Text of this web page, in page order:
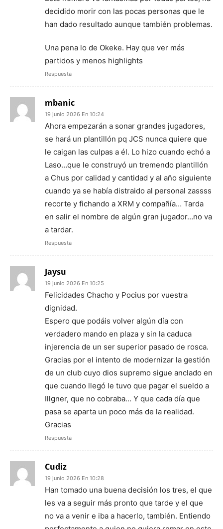
decidido morir con las pocas personas que le
han dado resultado aunque también problemas.
Una pena lo de Okeke. Hay que ver más
partidos y menos highlights
Respuesta
mbanic
19 junio 2026 En 10:24
Ahora empezarán a sonar grandes jugadores,
se hará un plantillón pq JCS nunca quiere que
le caigan las culpas a él. Lo hizo cuando echó a
Laso…que le construyó un tremendo plantillón
a Chus por calidad y cantidad y al año siguiente
cuando ya se había distraido al personal zassss
recorte y fichando a XRM y compañía… Tarda
en salir el nombre de algún gran jugador…no va
a tardar.
Respuesta
Jaysu
19 junio 2026 En 10:25
Felicidades Chacho y Pocius por vuestra
dignidad.
Espero que podáis volver algún día con
verdadero mando en plaza y sin la caduca
injerencia de un ser superior pasado de rosca.
Gracias por el intento de modernizar la gestión
de un club cuyo dios supremo sigue anclado en
que cuando llegó le tuvo que pagar el sueldo a
Illgner, que no cobraba… Y que cada día que
pasa se aparta un poco más de la realidad.
Gracias
Respuesta
Cudiz
19 junio 2026 En 10:28
Han tomado una buena decisión los tres, el que
les va a seguir más pronto que tarde y el que
no va a venir e iba a hacerlo, también. Entiendo